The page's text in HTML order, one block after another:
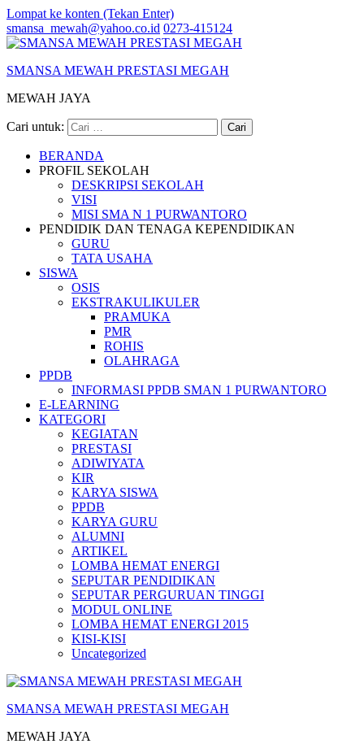
Lompat ke konten (Tekan Enter)
smansa_mewah@yahoo.co.id 0273-415124
SMANSA MEWAH PRESTASI MEGAH
MEWAH JAYA
Cari untuk:
BERANDA
PROFIL SEKOLAH
DESKRIPSI SEKOLAH
VISI
MISI SMA N 1 PURWANTORO
PENDIDIK DAN TENAGA KEPENDIDIKAN
GURU
TATA USAHA
SISWA
OSIS
EKSTRAKULIKULER
PRAMUKA
PMR
ROHIS
OLAHRAGA
PPDB
INFORMASI PPDB SMAN 1 PURWANTORO
E-LEARNING
KATEGORI
KEGIATAN
PRESTASI
ADIWIYATA
KIR
KARYA SISWA
PPDB
KARYA GURU
ALUMNI
ARTIKEL
LOMBA HEMAT ENERGI
SEPUTAR PENDIDIKAN
SEPUTAR PERGURUAN TINGGI
MODUL ONLINE
LOMBA HEMAT ENERGI 2015
KISI-KISI
Uncategorized
SMANSA MEWAH PRESTASI MEGAH
MEWAH JAYA